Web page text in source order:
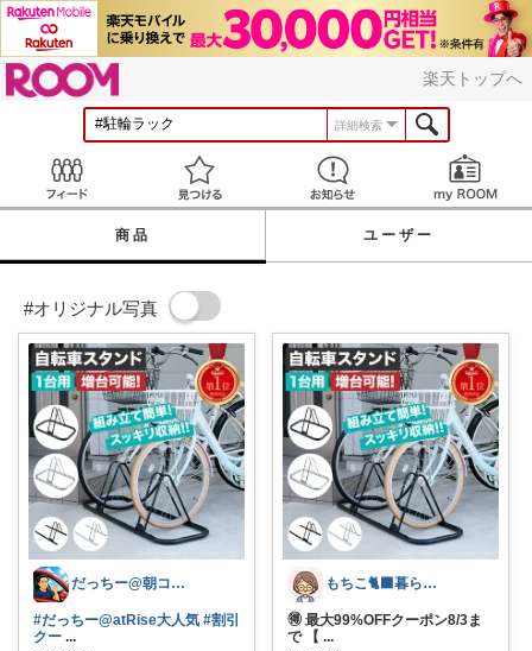
楽天トップへ
詳細検索
見つける お知らせ
商品 ユーザー
#オリジナル写真
だっちー@朝コレ5時🚗カー用品探求家
#だっちー@atRise大人気 #割引
クー ...
もちこ🐈‍⬛暮らしのお気に入り🌷
🉐 最大99%OFFクーポン8/3ま
で 【 ...